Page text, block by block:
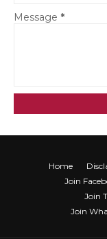
Message *
Home
Join
Join
Join